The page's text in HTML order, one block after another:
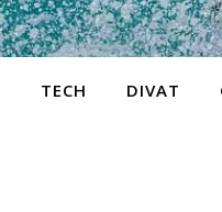
TECH DIVAT